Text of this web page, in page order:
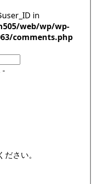
in
web/wp/wp-
comments.php
-
さい。